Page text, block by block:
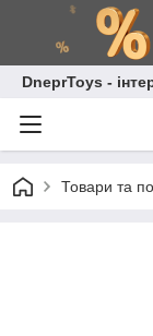
DneprToys -
Товари та